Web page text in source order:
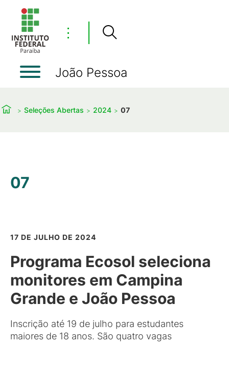
⋮
João Pessoa
Seleções Abertas 2024 07
07
17 DE JULHO DE 2024
Programa Ecosol seleciona
monitores em Campina
Grande e João Pessoa
Inscrição até 19 de julho para estudantes
maiores de 18 anos. São quatro vagas